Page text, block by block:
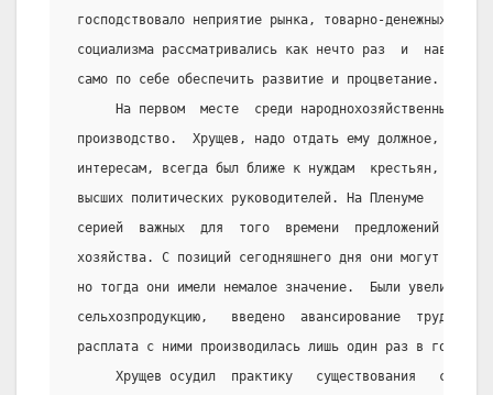
господствовало неприятие рынка, товарно-денежных
социализма рассматривались как нечто раз  и
само по себе обеспечить развитие и процветание.
На первом  месте  среди народнохозяйственных
производство.  Хрущев, надо отдать ему должное, по
интересам, всегда был ближе к нуждам  крестьян,  чем
высших политических руководителей. На Пленуме   ЦК
серией  важных  для  того  времени  предложений  по
хозяйства. С позиций сегодняшнего дня они могут
но тогда они имели немалое значение.  Были увеличены
сельхозпродукцию,   введено  авансирование  труда
расплата с ними производилась лишь один раз в год) и
Хрущев осудил  практику   существования   слабых